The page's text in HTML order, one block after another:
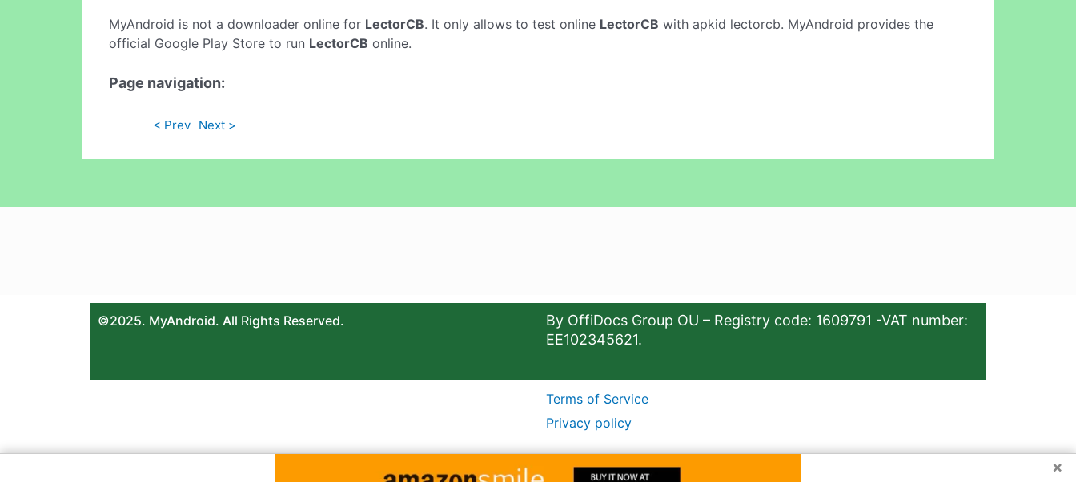
MyAndroid is not a downloader online for LectorCB. It only allows to test online LectorCB with apkid lectorcb. MyAndroid provides the
official Google Play Store to run LectorCB online.
Page navigation:
< Prev Next >
©2025. MyAndroid. All Rights Reserved.
By OffiDocs Group OU – Registry code: 1609791 -VAT number:
EE102345621.
Terms of Service
Privacy policy
×